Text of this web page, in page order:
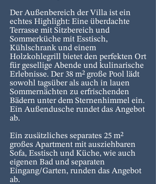
Der Außenbereich der Villa ist ein
echtes Highlight: Eine überdachte
Terrasse mit Sitzbereich und
Sommerküche mit Esstisch,
Kühlschrank und einem
Holzkohlegrill bietet den perfekten Ort
für gesellige Abende und kulinarische
Erlebnisse. Der 38 m² große Pool lädt
sowohl tagsüber als auch in lauen
Sommernächten zu erfrischenden
Bädern unter dem Sternenhimmel ein.
Ein Außendusche rundet das Angebot
ab.
Ein zusätzliches separates 25 m²
großes Apartment mit ausziehbaren
Sofa, Esstisch und Küche, wie auch
eigenen Bad und separaten
Eingang/Garten, runden das Angebot
ab.